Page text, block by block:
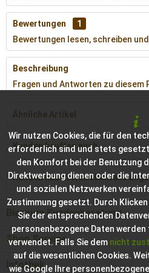
Bewertungen
1
Bewertungen lesen, schreiben
Beschreibung
Fragen und Antworten zu diesem
Ähnliche Artikel
Kunden kauften auch
Kunden haben sich ebenfalls
Bioraum Kundenberatung
Shop Service
Infothek
Wir nutzen Cookies, die für den
erforderlich sind und stets gesetzt
den Komfort bei der Benutzung
Direktwerbung dienen oder die
und sozialen Netzwerken
Zustimmung gesetzt. Durch
Sie der entsprechenden
personenbezogene Daten
verwendet. Falls Sie dem nicht
auf die wesentlichen Cookies.
wie Google Ihre